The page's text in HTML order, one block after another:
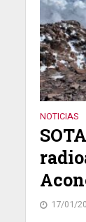
NOTICIAS
17/01/